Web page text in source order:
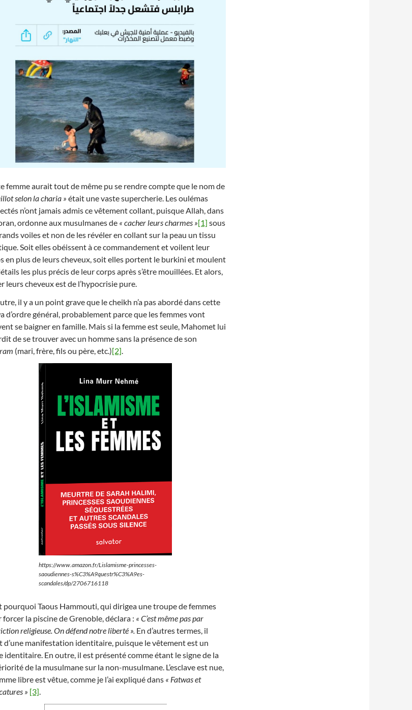
femme aurait tout de même pu se rendre compte que le nom de
selon la charia » était une vaste supercherie. Les oulémas
n’ont jamais admis ce vêtement collant, puisque Allah, dans
ordonne aux musulmanes de « cacher leurs charmes »[1] sous
voiles et non de les révéler en collant sur la peau un tissu
Soit elles obéissent à ce commandement et voilent leur
en plus de leurs cheveux, soit elles portent le burkini et moulent
les plus précis de leur corps après s’être mouillées. Et alors,
leurs cheveux est de l’hypocrisie pure.
il y a un point grave que le cheikh n’a pas abordé dans cette
d’ordre général, probablement parce que les femmes vont
se baigner en famille. Mais si la femme est seule, Mahomet lui
de se trouver avec un homme sans la présence de son
(mari, frère, fils ou père, etc.)[2].
https://www.amazon.fr/Lislamisme-princesses-
saoudiennes-s%C3%A9questr%C3%A9es-
scandales/dp/2706716118
pourquoi Taous Hammouti, qui dirigea une troupe de femmes
forcer la piscine de Grenoble, déclara : « C’est même pas par
religieuse. On défend notre liberté ». En d’autres termes, il
d’une manifestation identitaire, puisque le vêtement est un
identitaire. En outre, il est présenté comme étant le signe de la
de la musulmane sur la non-musulmane. L’esclave est nue,
libre est vêtue, comme je l’ai expliqué dans « Fatwas et
» [3].